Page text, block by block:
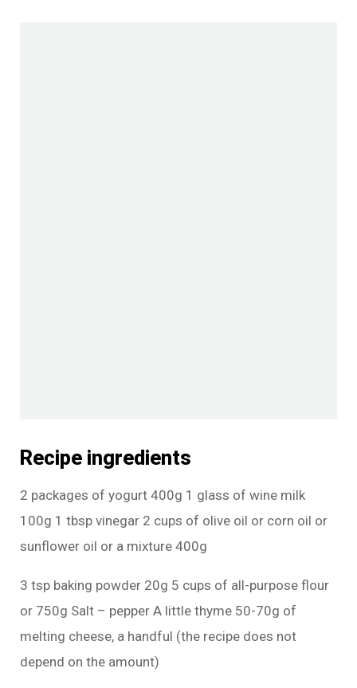
Recipe ingredients
2 packages of yogurt 400g 1 glass of wine milk
100g 1 tbsp vinegar 2 cups of olive oil or corn oil or
sunflower oil or a mixture 400g
3 tsp baking powder 20g 5 cups of all-purpose flour
or 750g Salt – pepper A little thyme 50-70g of
melting cheese, a handful (the recipe does not
depend on the amount)